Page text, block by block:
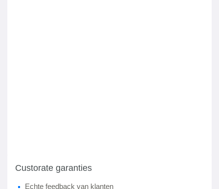
Custorate garanties
Echte feedback van klanten